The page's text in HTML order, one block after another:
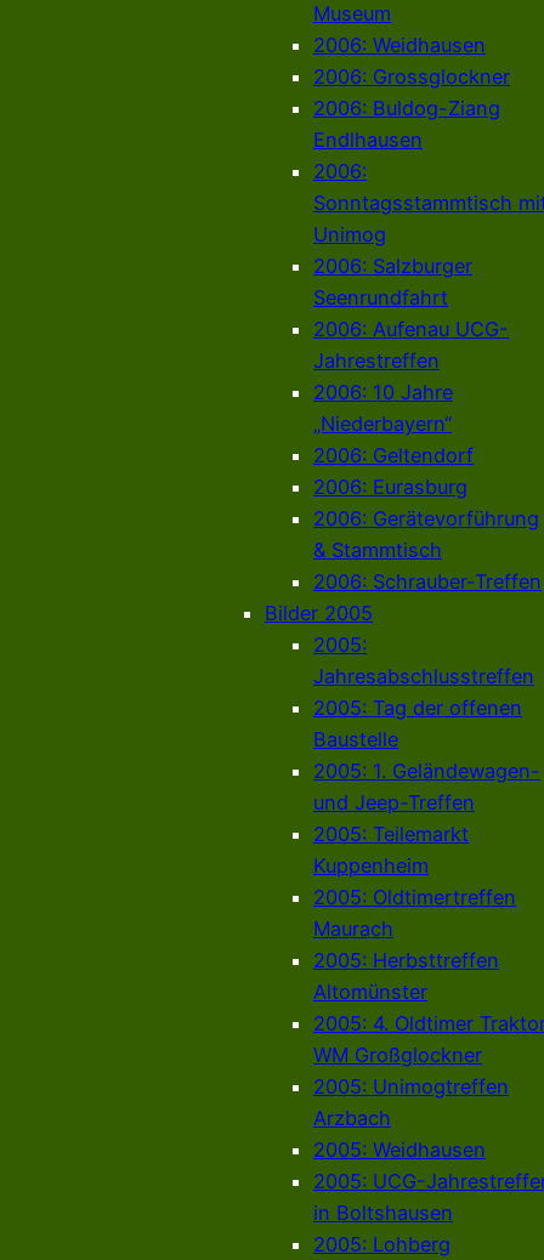
Museum
2006: Weidhausen
2006: Grossglockner
2006: Buldog-Ziang
Endlhausen
2006:
Sonntagsstammtisch
Unimog
2006: Salzburger
Seenrundfahrt
2006: Aufenau UCG-
Jahrestreffen
2006: 10 Jahre
„Niederbayern“
2006: Geltendorf
2006: Eurasburg
2006: Gerätevorführung
& Stammtisch
2006: Schrauber-Treffen
Bilder 2005
2005:
Jahresabschlusstreffen
2005: Tag der offenen
Baustelle
2005: 1. Geländewagen-
und Jeep-Treffen
2005: Teilemarkt
Kuppenheim
2005: Oldtimertreffen
Maurach
2005: Herbsttreffen
Altomünster
2005: 4. Oldtimer
WM Großglockner
2005: Unimogtreffen
Arzbach
2005: Weidhausen
2005: UCG-
in Boltshausen
2005: Lohberg